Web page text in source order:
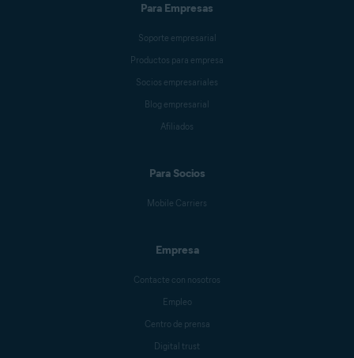
Para Empresas
Soporte empresarial
Productos para empresa
Socios empresariales
Blog empresarial
Afiliados
Para Socios
Mobile Carriers
Empresa
Contacte con nosotros
Empleo
Centro de prensa
Digital trust